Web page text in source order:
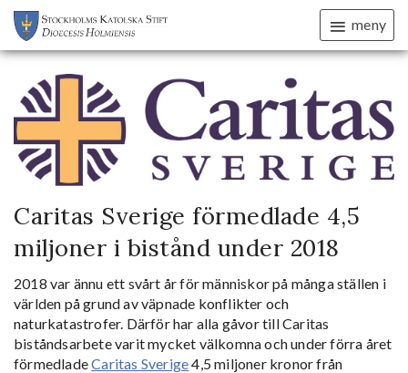
meny
Caritas Sverige förmedlade 4,5
miljoner i bistånd under 2018
2018 var ännu ett svårt år för människor på många ställen i
världen på grund av väpnade konflikter och
naturkatastrofer. Därför har alla gåvor till Caritas
biståndsarbete varit mycket välkomna och under förra året
förmedladeCaritas Sverige4,5 miljoner kronor från